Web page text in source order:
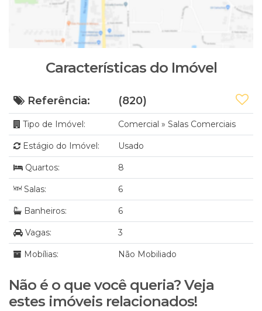
Características do Imóvel
Referência: (820)
Tipo de Imóvel: Comercial » Salas Comerciais
Estágio do Imóvel: Usado
Quartos: 8
Salas: 6
Banheiros: 6
Vagas: 3
Mobílias: Não Mobiliado
Não é o que você queria? Veja
estes imóveis relacionados!